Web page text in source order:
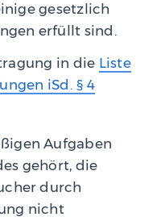
gesetzlich
erfüllt sind.
in die Liste
iSd. § 4
Aufgaben
gehört, die
durch
nicht